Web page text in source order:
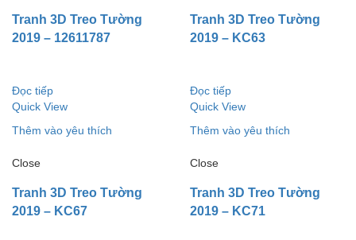
Tranh 3D Treo Tường
2019 – 12611787
Tranh 3D Treo Tường
2019 – KC63
Đọc tiếp
Quick View
Thêm vào yêu thích
Close
Tranh 3D Treo Tường
2019 – KC67
Đọc tiếp
Quick View
Thêm vào yêu thích
Close
Tranh 3D Treo Tường
2019 – KC71